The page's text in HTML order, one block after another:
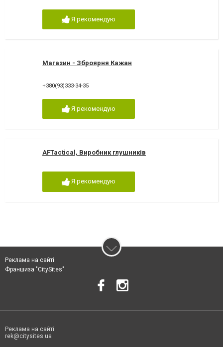
Я рекомендую
Магазин - Зброярня Кажан
+380(93)333-34-35
Я рекомендую
AFTactical, Виробник глушників
Я рекомендую
Реклама на сайті
Франшиза "CitySites"
Реклама на сайті
rek@citysites.ua